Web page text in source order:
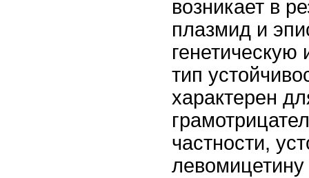
возникает в
плазмид и
тип
характерен
частности,
левомицетину